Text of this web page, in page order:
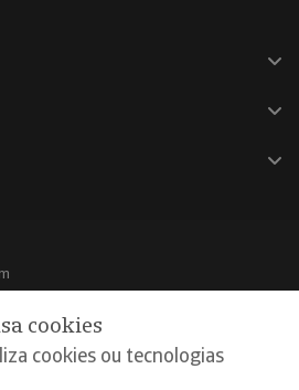
cookies
cookies ou tecnologias